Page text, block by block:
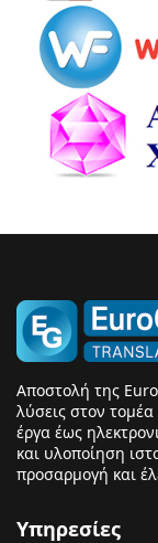
Αποστολή της
λύσεις στον
έργα έως
και υλοποίηση
προσαρμογή και
Υπηρεσίες